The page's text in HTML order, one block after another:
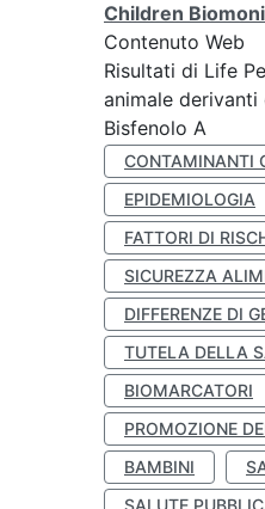
Children
Contenuto Web
Risultati di Life
animale
Bisfenolo A
CONTAMINANTI
EPIDEMIOLOGIA
FATTORI DI
SICUREZZA
DIFFERENZE DI
TUTELA DELLA
BIOMARCATORI
PROMOZIONE
BAMBINI
SALUTE